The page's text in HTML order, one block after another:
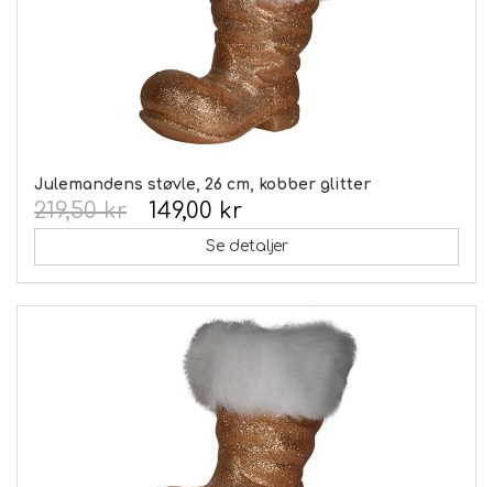
Julemandens støvle, 26 cm, kobber glitter
149,00 kr
219,50 kr
Se detaljer